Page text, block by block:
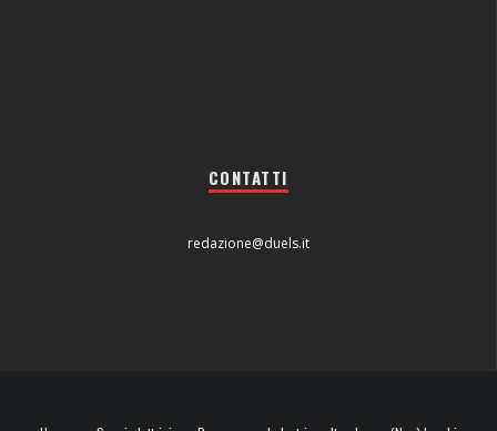
CONTATTI
redazione@duels.it